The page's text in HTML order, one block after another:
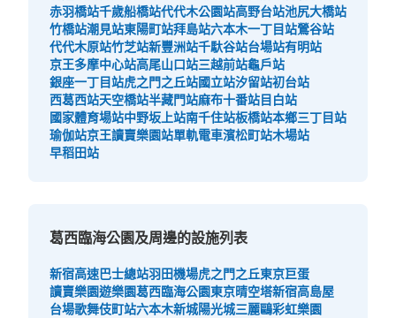
赤羽橋站千歲船橋站代代木公園站高野台站池尻大橋站
竹橋站潮見站東陽町站拜島站六本木一丁目站鶯谷站
代代木原站竹芝站新豐洲站千馱谷站台場站有明站
京王多摩中心站高尾山口站三越前站龜戶站
銀座一丁目站虎之門之丘站國立站汐留站初台站
西葛西站天空橋站半藏門站麻布十番站目白站
國家體育場站中野坂上站南千住站板橋站本鄉三丁目站
瑜伽站京王讀賣樂園站單軌電車濱松町站木場站
早稻田站
葛西臨海公園及周邊的設施列表
新宿高速巴士總站羽田機場虎之門之丘東京巨蛋
讀賣樂園遊樂園葛西臨海公園東京晴空塔新宿高島屋
台場歌舞伎町站六本木新城陽光城三麗鷗彩虹樂園